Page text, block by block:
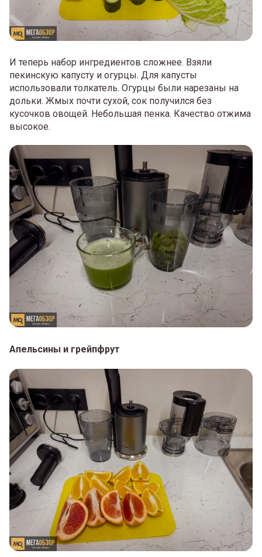
И теперь набор ингредиентов сложнее. Взяли
пекинскую капусту и огурцы. Для капусты
использовали толкатель. Огурцы были нарезаны на
дольки. Жмых почти сухой, сок получился без
кусочков овощей. Небольшая пенка. Качество отжима
высокое.
Апельсины и грейпфрут